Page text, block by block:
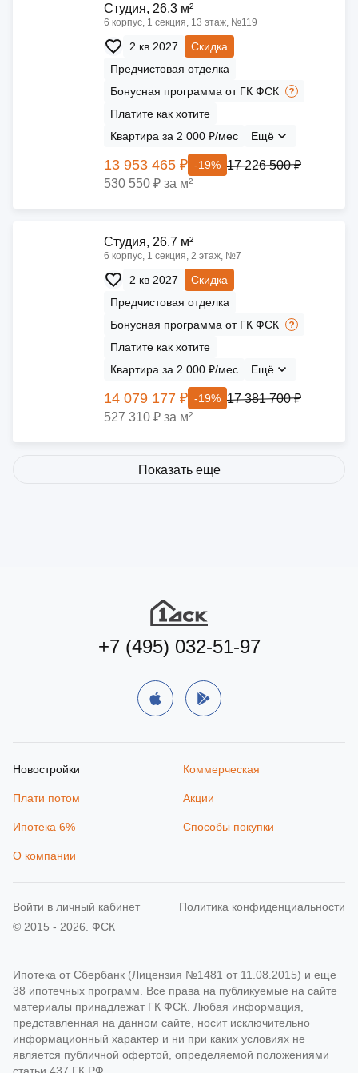
Cтудия, 26.3 м²
6 корпус, 1 секция, 13 этаж, №119
2 кв 2027
Скидка
Предчистовая отделка
Бонусная программа от ГК ФСК
Платите как хотите
Квартира за 2 000 ₽/мес
Ещё
13 953 465 ₽ -19% 17 226 500 ₽
530 550 ₽ за м²
Cтудия, 26.7 м²
6 корпус, 1 секция, 2 этаж, №7
2 кв 2027
Скидка
Предчистовая отделка
Бонусная программа от ГК ФСК
Платите как хотите
Квартира за 2 000 ₽/мес
Ещё
14 079 177 ₽ -19% 17 381 700 ₽
527 310 ₽ за м²
Показать еще
+7 (495) 032-51-97
Новостройки Коммерческая
Плати потом Акции
Ипотека 6% Способы покупки
О компании
© 2015 - 2026. ФСК
Политика конфиденциальности
Ипотека от Сбербанк (Лицензия №1481 от 11.08.2015) и еще
38 ипотечных программ. Все права на публикуемые на сайте
материалы принадлежат ГК ФСК. Любая информация,
представленная на данном сайте, носит исключительно
информационный характер и ни при каких условиях не
является публичной офертой, определяемой положениями
Войти в личный кабинет